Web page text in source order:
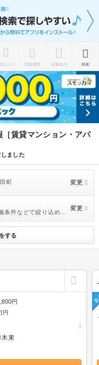
に入り 閲覧履歴 検索条件 検索
賃貸マンション・アパ
ました
町 変更
条件などで絞り込めま
変更
する
円
円
東